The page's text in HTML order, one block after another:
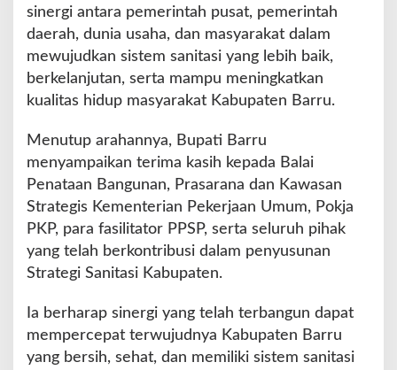
sinergi antara pemerintah pusat, pemerintah
daerah, dunia usaha, dan masyarakat dalam
mewujudkan sistem sanitasi yang lebih baik,
berkelanjutan, serta mampu meningkatkan
kualitas hidup masyarakat Kabupaten Barru.
Menutup arahannya, Bupati Barru
menyampaikan terima kasih kepada Balai
Penataan Bangunan, Prasarana dan Kawasan
Strategis Kementerian Pekerjaan Umum, Pokja
PKP, para fasilitator PPSP, serta seluruh pihak
yang telah berkontribusi dalam penyusunan
Strategi Sanitasi Kabupaten.
Ia berharap sinergi yang telah terbangun dapat
mempercepat terwujudnya Kabupaten Barru
yang bersih, sehat, dan memiliki sistem sanitasi